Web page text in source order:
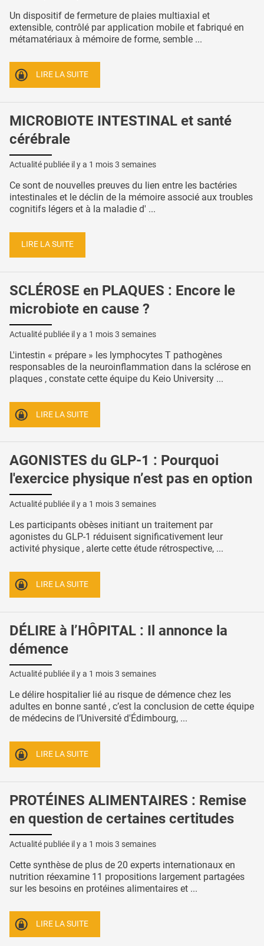
Un dispositif de fermeture de plaies multiaxial et
extensible, contrôlé par application mobile et fabriqué en
métamatériaux à mémoire de forme, semble ...
LIRE LA SUITE
MICROBIOTE INTESTINAL et santé
cérébrale
Actualité publiée il y a 1 mois 3 semaines
Ce sont de nouvelles preuves du lien entre les bactéries
intestinales et le déclin de la mémoire associé aux troubles
cognitifs légers et à la maladie d' ...
LIRE LA SUITE
SCLÉROSE en PLAQUES : Encore le
microbiote en cause ?
Actualité publiée il y a 1 mois 3 semaines
L'intestin « prépare » les lymphocytes T pathogènes
responsables de la neuroinflammation dans la sclérose en
plaques , constate cette équipe du Keio University ...
LIRE LA SUITE
AGONISTES du GLP-1 : Pourquoi
l'exercice physique n’est pas en option
Actualité publiée il y a 1 mois 3 semaines
Les participants obèses initiant un traitement par
agonistes du GLP-1 réduisent significativement leur
activité physique , alerte cette étude rétrospective, ...
LIRE LA SUITE
DÉLIRE à l’HÔPITAL : Il annonce la
démence
Actualité publiée il y a 1 mois 3 semaines
Le délire hospitalier lié au risque de démence chez les
adultes en bonne santé , c’est la conclusion de cette équipe
de médecins de l’Université d'Édimbourg, ...
LIRE LA SUITE
PROTÉINES ALIMENTAIRES : Remise
en question de certaines certitudes
Actualité publiée il y a 1 mois 3 semaines
Cette synthèse de plus de 20 experts internationaux en
nutrition réexamine 11 propositions largement partagées
sur les besoins en protéines alimentaires et ...
LIRE LA SUITE